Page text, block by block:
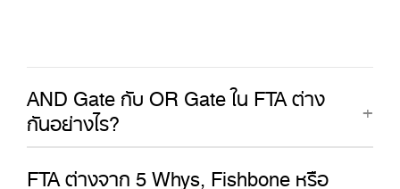
AND Gate กับ OR Gate ใน FTA ต่าง
กันอย่างไร?
FTA ต่างจาก 5 Whys, Fishbone หรือ